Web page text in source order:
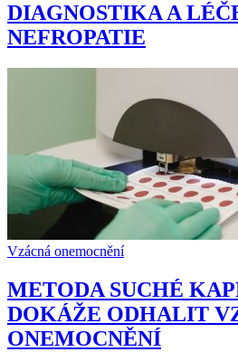
DIAGNOSTIKA A
NEFROPATIE
Vzácná onemocnění
METODA SUCHÉ
DOKÁŽE ODHALIT
ONEMOCNĚNÍ